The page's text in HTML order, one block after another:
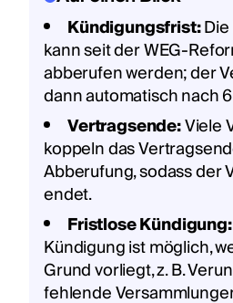
Kündigungsfrist:Die
kann seit der WEG-
abberufen werden; der
dann automatisch nach
Vertragsende:Viele
koppeln das
Abberufung, sodass der
endet.
Fristlose Kündigung:
Kündigung ist möglich,
Grund vorliegt, z. B.
fehlende